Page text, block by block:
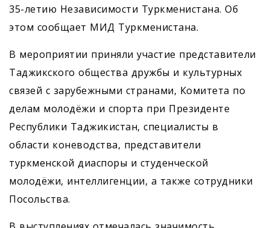
35-летию Независимости Туркменистана. Об
этом сообщает МИД Туркменистана.
В мероприятии приняли участие представители
Таджикского общества дружбы и культурных
связей с зарубежными странами, Комитета по
делам молодёжи и спорта при Президенте
Республики Таджикистан, специалисты в
области коневодства, представители
туркменской диаспоры и студенческой
молодёжи, интеллигенции, а также сотрудники
Посольства.